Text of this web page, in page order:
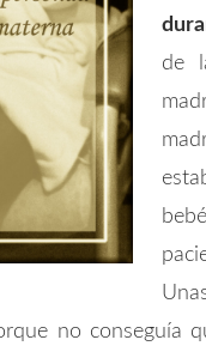
de
no conseguía